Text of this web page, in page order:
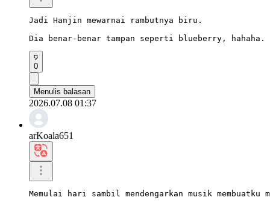
Jadi Hanjin mewarnai rambutnya biru.
Dia benar-benar tampan seperti blueberry, hahaha.
0
Menulis balasan
2026.07.08 01:37
arKoala651
Memulai hari sambil mendengarkan musik